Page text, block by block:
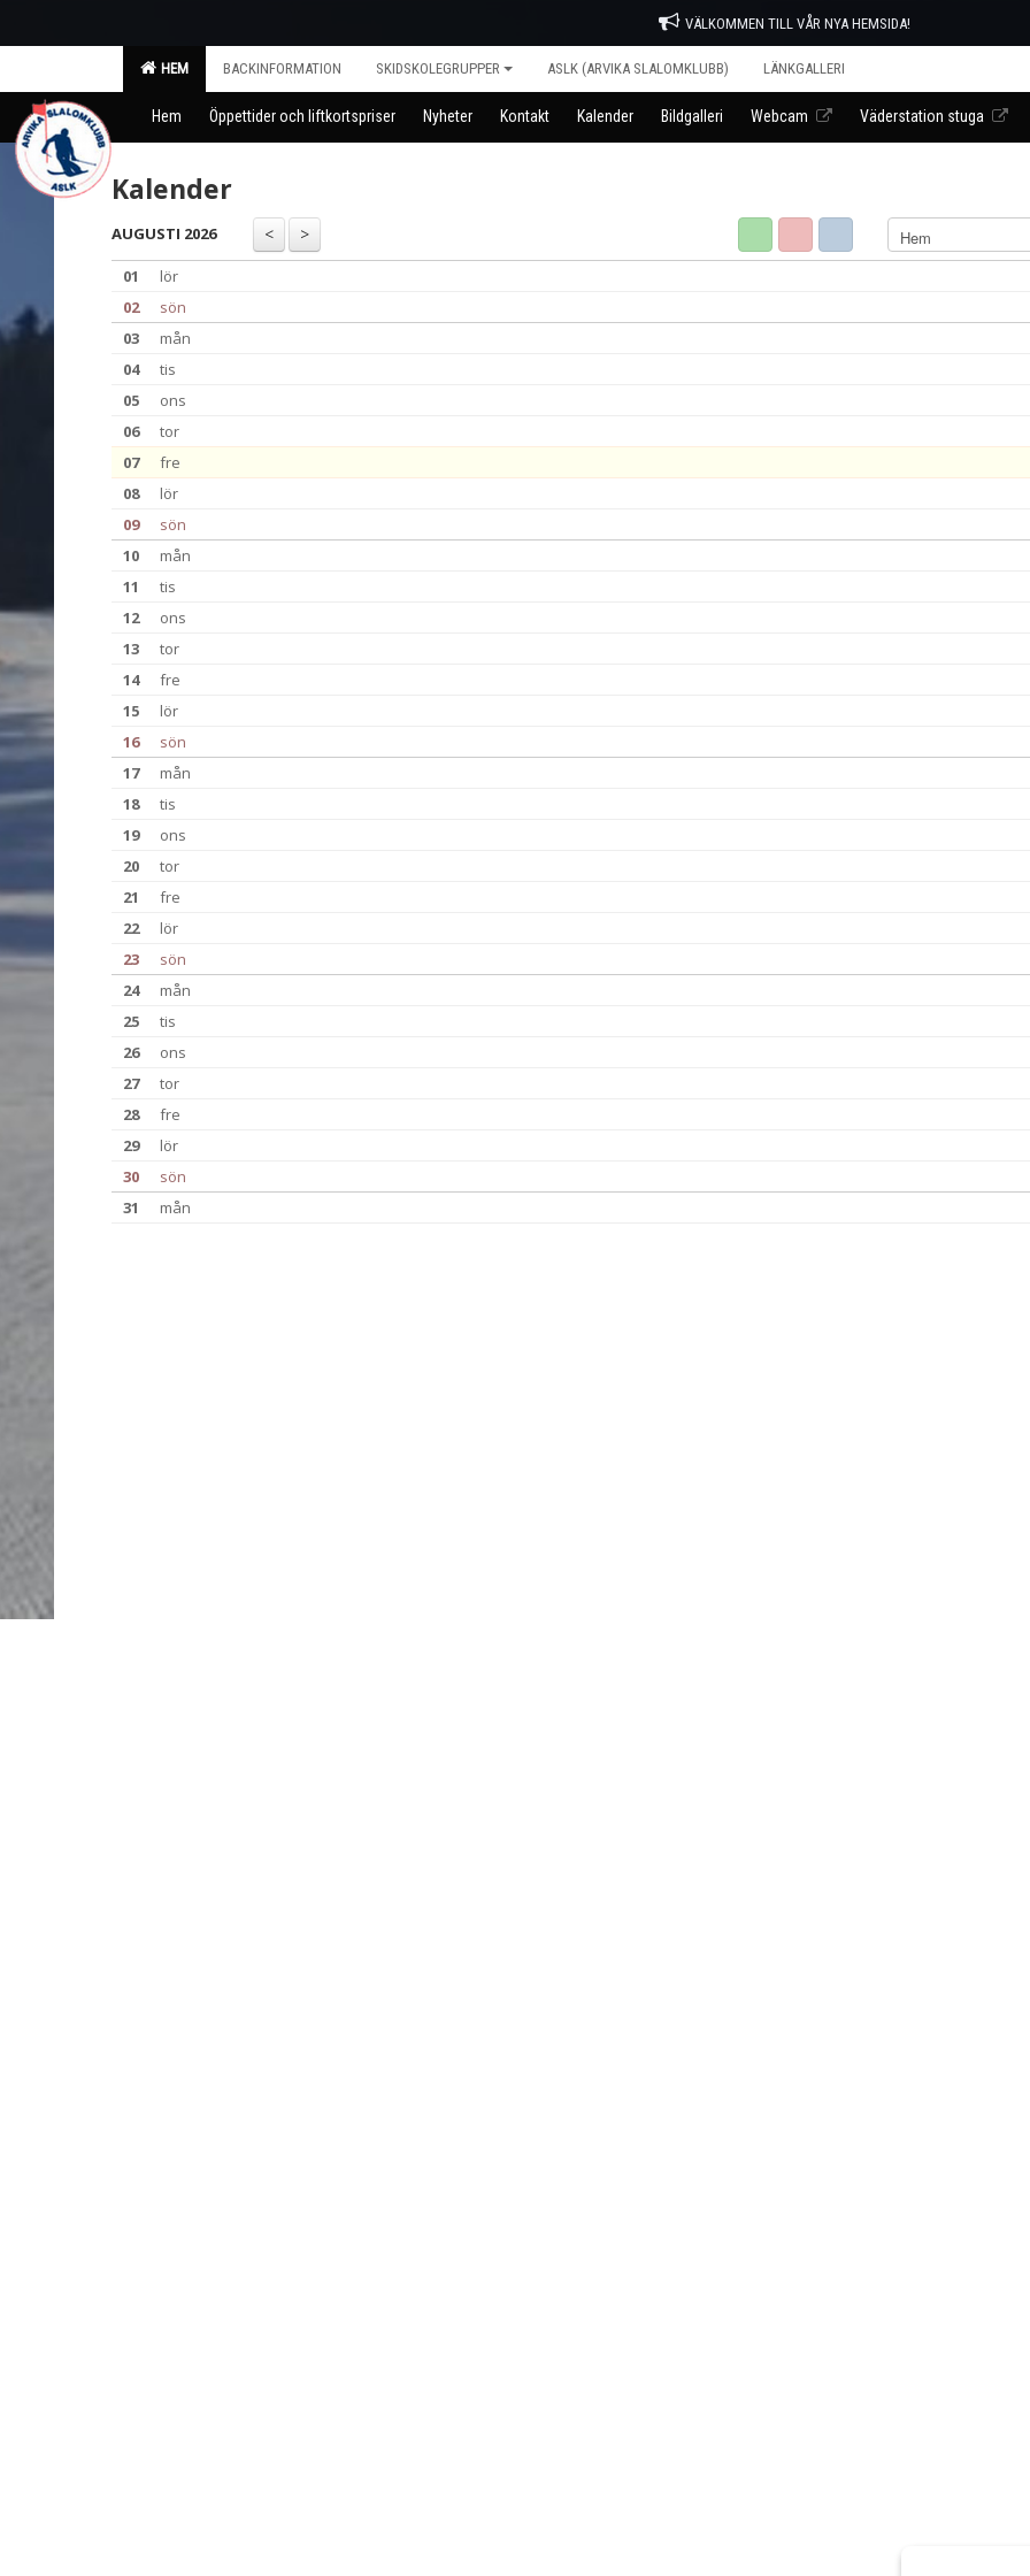
VÄLKOMMEN TILL VÅR NYA HEMSIDA!
HEM BACKINFORMATION SKIDSKOLEGRUPPER ASLK (ARVIKA SLALOMKLUBB) LÄNKGALLERI
Hem Öppettider och liftkortspriser Nyheter Kontakt Kalender Bildgalleri Webcam Väderstation stuga
Kalender
AUGUSTI 2026
01
lör
02
sön
03
mån
04
tis
05
ons
06
tor
07
fre
08
lör
09
sön
10
mån
11
tis
12
ons
13
tor
14
fre
15
lör
16
sön
17
mån
18
tis
19
ons
20
tor
21
fre
22
lör
23
sön
24
mån
25
tis
26
ons
27
tor
28
fre
29
lör
30
sön
31
mån